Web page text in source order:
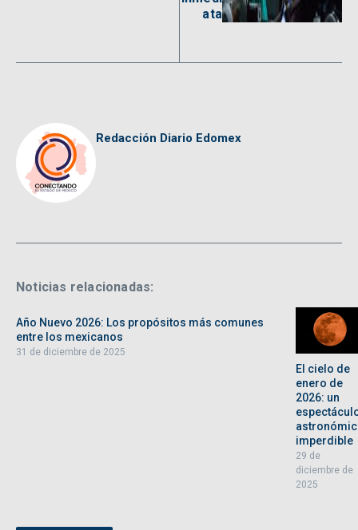
ata
Redacción Diario Edomex
Noticias relacionadas:
Año Nuevo 2026: Los propósitos más comunes
entre los mexicanos
31 de diciembre de 2025
El cielo de
enero de
2026: un
imperdible
29 de
diciembre de
2025